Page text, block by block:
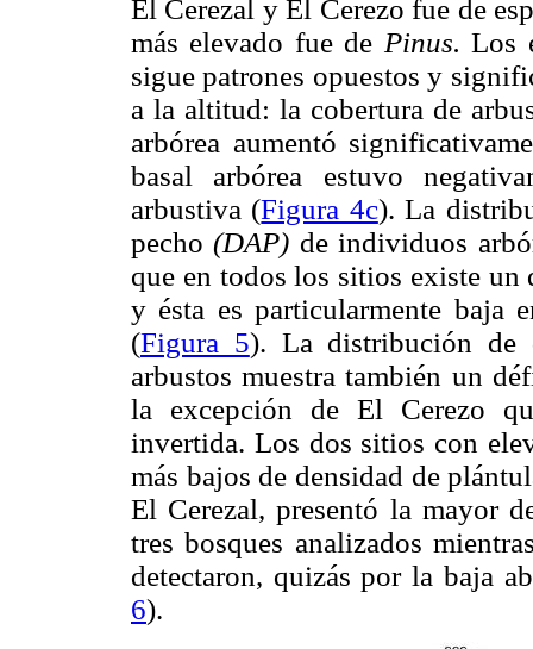
El Cerezal y El Cerezo fue de
más elevado fue de Pinus.Los
sigue patrones opuestos y
a la altitud: la cobertura de
arbórea aumentó
basal arbórea estuvo
arbustiva (Figura 4c). La
pecho(DAP) de individuos
que en todos los sitios existe un
y ésta es particularmente baja
(Figura 5). La distribución de
arbustos muestra también un
la excepción de El Cerezo
invertida. Los dos sitios con
más bajos de densidad de
El Cerezal, presentó la mayor
tres bosques analizados
detectaron, quizás por la baja
6).